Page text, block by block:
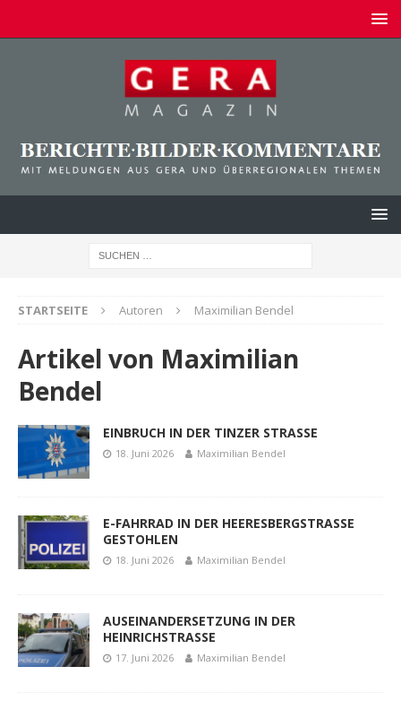
STARTSEITE Autoren Maximilian Bendel
Artikel von Maximilian
Bendel
EINBRUCH IN DER TINZER STRASSE
18. Juni 2026 Maximilian Bendel
E-FAHRRAD IN DER HEERESBERGSTRASSE
GESTOHLEN
18. Juni 2026 Maximilian Bendel
AUSEINANDERSETZUNG IN DER
HEINRICHSTRASSE
17. Juni 2026 Maximilian Bendel